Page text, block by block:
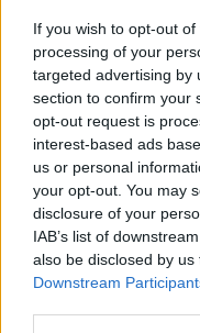
If you wish to opt-out
processing of your
targeted advertising by
section to confirm your
opt-out request is
interest-based ads
us or personal
your opt-out. You may
disclosure of your
IAB’s list of
also be disclosed by
Downstream
Ελλάδα 02.06.2021
Κορονοϊός:
στη ΜΕΘ
ΤΟ ΔΣ του
καλείται να